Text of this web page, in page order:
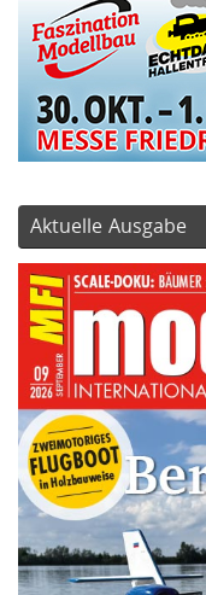
Aktuelle Ausgabe